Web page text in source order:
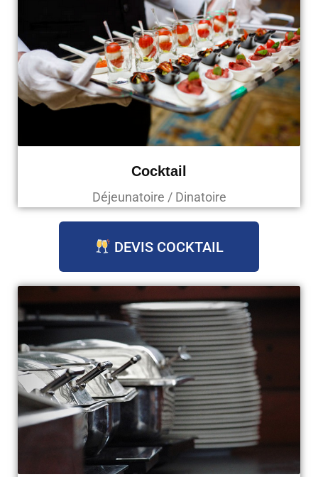
Cocktail
Déjeunatoire / Dinatoire
DEVIS COCKTAIL